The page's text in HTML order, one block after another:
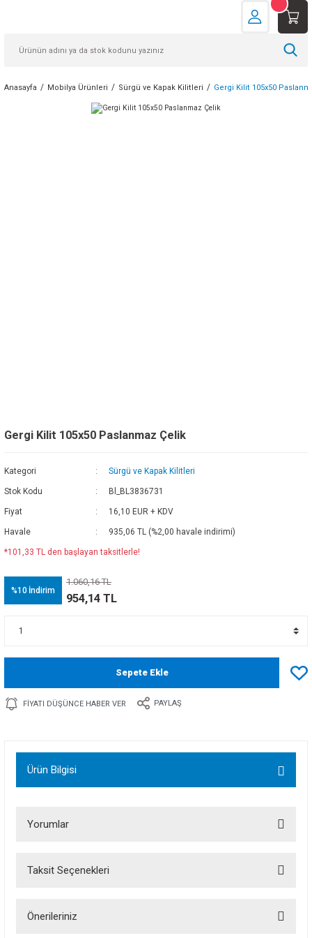
Anasayfa Mobilya Ürünleri Sürgü ve Kapak Kilitleri Gergi Kilit 105x50
Gergi Kilit 105x50 Paslanmaz Çelik
Kategori Sürgü ve Kapak Kilitleri
Stok Kodu Bl_BL3836731
Fiyat 16,10 EUR + KDV
Havale 935,06 TL (%2,00 havale indirimi)
*101,33 TL den başlayan taksitlerle!
%10 İndirim
1.060,16 TL
954,14 TL
Sepete Ekle
FIYATI DÜŞÜNCE HABER VER PAYLAŞ
Ürün Bilgisi
Yorumlar
Taksit Seçenekleri
Önerileriniz